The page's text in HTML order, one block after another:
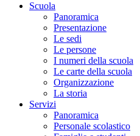
Scuola
Panoramica
Presentazione
Le sedi
Le persone
I numeri della scuola
Le carte della scuola
Organizzazione
La storia
Servizi
Panoramica
Personale scolastico